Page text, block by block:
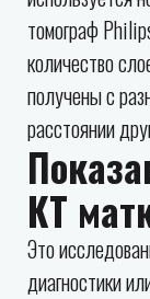
томограф
количество
получены с
расстоянии
КТ
Это
диагностики